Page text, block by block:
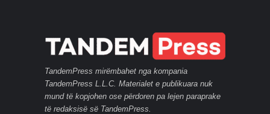
TandemPress mirëmbahet nga kompania
TandemPress L.L.C. Materialet e publikuara nuk
mund të kopjohen ose përdoren pa lejen paraprake
të redaksisë së TandemPress.